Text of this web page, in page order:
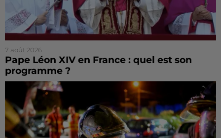
7 août 2026
Pape Léon XIV en France : quel est son
programme ?